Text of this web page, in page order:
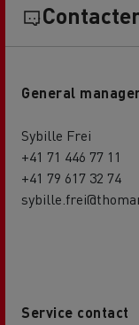
General
Sybille Frei
+41 71 446 77 11
+41 79 617 32 74
Service contact